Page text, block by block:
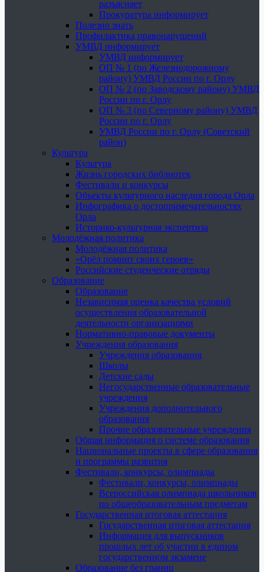
разъясняет
Прокуратура информирует
Полезно знать
Профилактика правонарушений
УМВД информирует
УМВД информирует
ОП № 1 (по Железнодорожному
району) УМВД России по г. Орлу
ОП № 2 (по Заводскому району) УМВД
России по г. Орлу
ОП № 3 (по Северному району) УМВД
России по г. Орлу
УМВД России по г. Орлу (Советский
район)
Культура
Культура
Жизнь городских библиотек
Фестивали и конкурсы
Объекты культурного наследия города Орла
Инфографика о достопримечательностях
Орла
Историко-культурная экспертиза
Молодёжная политика
Молодёжная политика
«Орёл помнит своих героев»
Российские студенческие отряды
Образование
Образование
Независимая оценка качества условий
осуществления образовательной
деятельности организациями
Нормативно-правовые документы
Учреждения образования
Учреждения образования
Школы
Детские сады
Негосударственные образовательные
учреждения
Учреждения дополнительного
образования
Прочие образовательные учреждения
Общая информация о системе образования
Национальные проекты в сфере образования
и программы развития
Фестивали, конкурсы, олимпиады
Фестивали, конкурсы, олимпиады
Всероссийская олимпиада школьников
по общеобразовательным предметам
Государственная итоговая аттестация
Государственная итоговая аттестация
Информация для выпускников
прошлых лет об участии в едином
государственном экзамене
Образование без границ